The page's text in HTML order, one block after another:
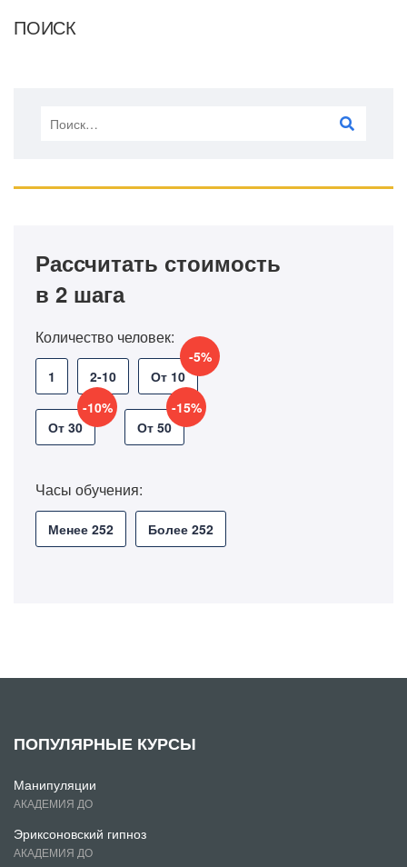
ПОИСК
Рассчитать стоимость
в 2 шага
Количество человек:
1 2-10 От 10
-5%
От 30
-10%
От 50
-15%
Часы обучения:
Менее 252 Более 252
ПОПУЛЯРНЫЕ КУРСЫ
Манипуляции
АКАДЕМИЯ ДО
Эриксоновский гипноз
АКАДЕМИЯ ДО